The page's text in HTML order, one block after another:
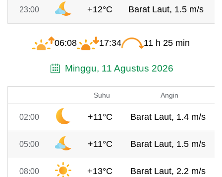
23:00 +12°C Barat Laut, 1.5 m/s
06:08 17:34 11 h 25 min
Minggu, 11 Agustus 2026
Suhu Angin
02:00 +11°C Barat Laut, 1.4 m/s
05:00 +11°C Barat Laut, 1.5 m/s
08:00 +13°C Barat Laut, 2.2 m/s